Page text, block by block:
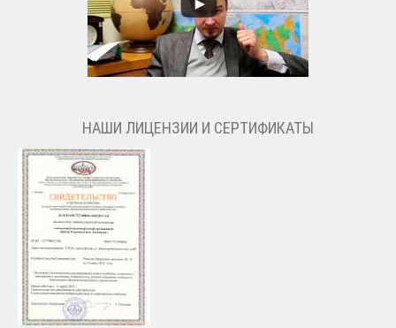
НАШИ ЛИЦЕНЗИИ И СЕРТИФИКАТЫ